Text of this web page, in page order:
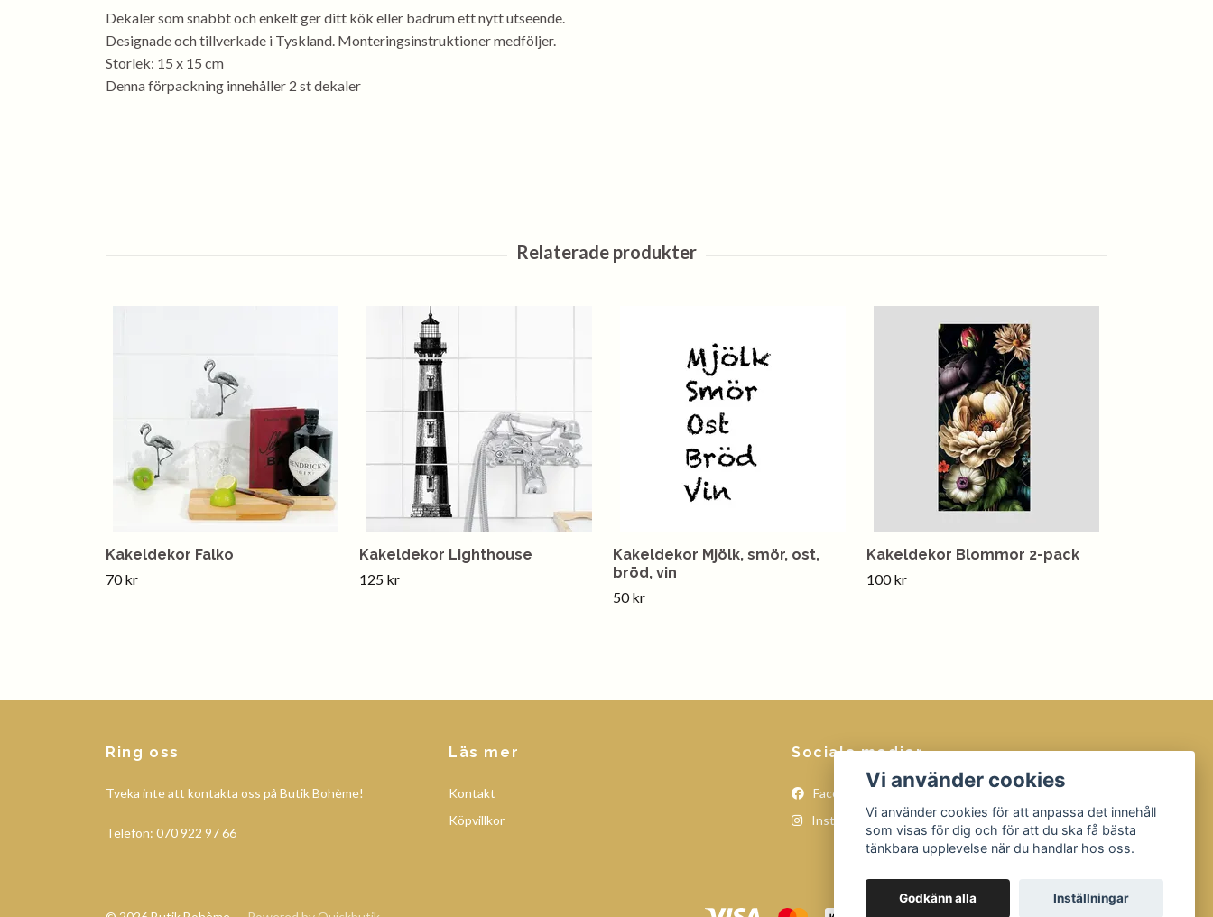
Dekaler som snabbt och enkelt ger ditt kök eller badrum ett nytt utseende.
Designade och tillverkade i Tyskland. Monteringsinstruktioner medföljer.
Storlek: 15 x 15 cm
Denna förpackning innehåller 2 st dekaler
Kakeldekor Falko
70 kr
Kakeldekor Lighthouse
125 kr
Kakeldekor Mjölk, smör, ost,
bröd, vin
50 kr
Kakeldekor Blommor 2-pack
100 kr
Ring oss
Tveka inte att kontakta oss på Butik Bohème!
Telefon: 070 922 97 66
Läs mer
Kontakt
Köpvillkor
Sociala medier
Facebook
Instagram
Vi använder cookies
Vi använder cookies för att anpassa det innehåll
som visas för dig och för att du ska få bästa
tänkbara upplevelse när du handlar hos oss.
Godkänn alla Inställningar